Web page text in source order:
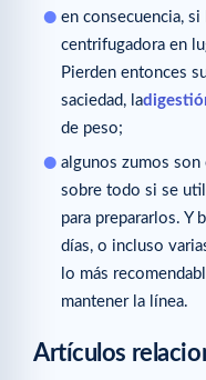
en consecuencia,
centrifugadora en
Pierden entonces
saciedad, la
de peso;
algunos zumos son
sobre todo si se
para prepararlos. Y
días, o incluso
lo más
mantener la línea.
Artículos